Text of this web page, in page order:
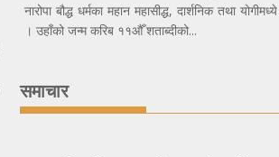
नारोपा बौद्ध धर्मका महान महासीद्ध, दार्शनिक तथा
। उहाँको जन्म करिब ११औँ शताब्दीको...
समाचार